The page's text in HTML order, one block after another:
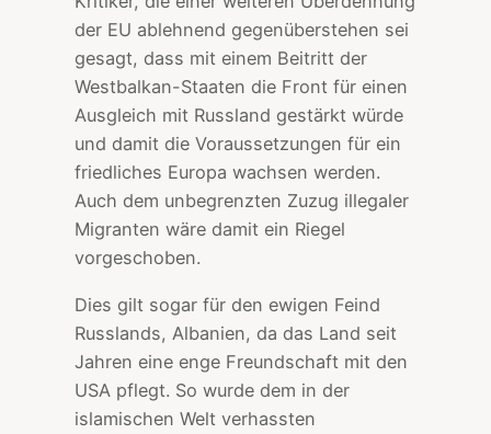
der EU ablehnend gegenüberstehen sei
gesagt, dass mit einem Beitritt der
Westbalkan-Staaten die Front für einen
Ausgleich mit Russland gestärkt würde
und damit die Voraussetzungen für ein
friedliches Europa wachsen werden.
Auch dem unbegrenzten Zuzug illegaler
Migranten wäre damit ein Riegel
vorgeschoben.
Dies gilt sogar für den ewigen Feind
Russlands, Albanien, da das Land seit
Jahren eine enge Freundschaft mit den
USA pflegt. So wurde dem in der
islamischen Welt verhassten